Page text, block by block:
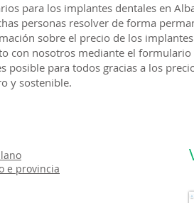
para los implantes dentales en
personas resolver de forma
sobre el precio de los
con nosotros mediante el
posible para todos gracias a los
y sostenible.
e provincia